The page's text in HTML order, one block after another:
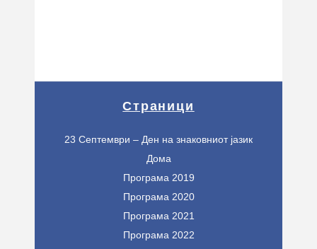
Страници
23 Септември – Ден на знаковниот јазик
Дома
Програма 2019
Програма 2020
Програма 2021
Програма 2022